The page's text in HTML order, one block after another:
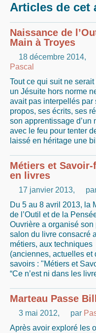
les Réalisations
Agenda
Contact
Articles de cet
Naissance de
Main à Troyes
18 décembre 2014,
Pascal
Tout ce qui suit ne serait
un Jésuite hors norme
avait pas interpellés par
propos, ses écrits, ses
son apprentissage d’un
avec le feu pour tenter
laissé en héritage une
Métiers et Savoir-
en livres
17 janvier 2013,
Du 5 au 8 avril 2013, la
de l’Outil et de la
Ouvrière a organisé son
salon du livre consacré
métiers, aux techniques
(anciennes, actuelles et
savoirs : "Métiers et
“Ce n’est ni dans les
Marteau Passe
3 mai 2012, par
Après avoir exploré les